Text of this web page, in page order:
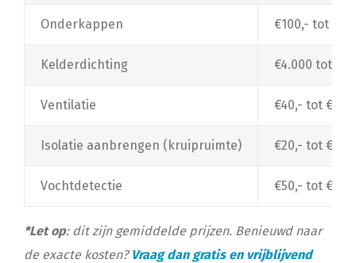
Onderkappen €100,- tot
Kelderdichting €4.000 tot
Ventilatie €40,- tot
Isolatie aanbrengen (kruipruimte) €20,- tot
Vochtdetectie €50,- tot
*Let op: dit zijn gemiddelde prijzen. Benieuwd naar
de exacte kosten? Vraag dan gratis en vrijblijvend